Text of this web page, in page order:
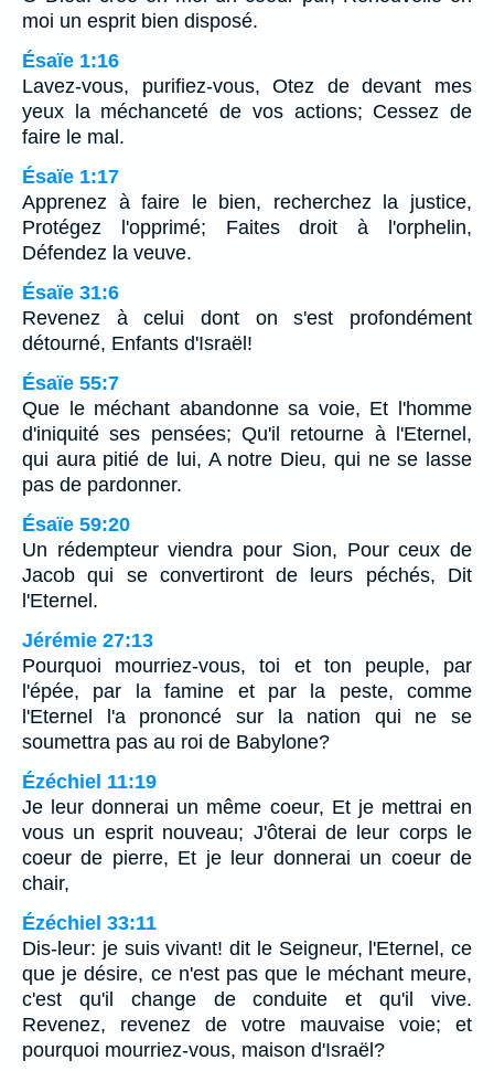
moi un esprit bien disposé.
Ésaïe 1:16
Lavez-vous, purifiez-vous, Otez de devant mes
yeux la méchanceté de vos actions; Cessez de
faire le mal.
Ésaïe 1:17
Apprenez à faire le bien, recherchez la justice,
Protégez l'opprimé; Faites droit à l'orphelin,
Défendez la veuve.
Ésaïe 31:6
Revenez à celui dont on s'est profondément
détourné, Enfants d'Israël!
Ésaïe 55:7
Que le méchant abandonne sa voie, Et l'homme
d'iniquité ses pensées; Qu'il retourne à l'Eternel,
qui aura pitié de lui, A notre Dieu, qui ne se lasse
pas de pardonner.
Ésaïe 59:20
Un rédempteur viendra pour Sion, Pour ceux de
Jacob qui se convertiront de leurs péchés, Dit
l'Eternel.
Jérémie 27:13
Pourquoi mourriez-vous, toi et ton peuple, par
l'épée, par la famine et par la peste, comme
l'Eternel l'a prononcé sur la nation qui ne se
soumettra pas au roi de Babylone?
Ézéchiel 11:19
Je leur donnerai un même coeur, Et je mettrai en
vous un esprit nouveau; J'ôterai de leur corps le
coeur de pierre, Et je leur donnerai un coeur de
chair,
Ézéchiel 33:11
Dis-leur: je suis vivant! dit le Seigneur, l'Eternel, ce
que je désire, ce n'est pas que le méchant meure,
c'est qu'il change de conduite et qu'il vive.
Revenez, revenez de votre mauvaise voie; et
pourquoi mourriez-vous, maison d'Israël?